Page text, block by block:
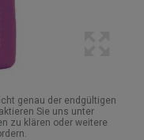
genau der endgültigen
Sie uns unter
zu klären oder weitere